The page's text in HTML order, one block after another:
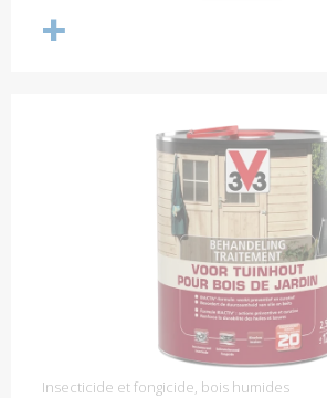
Insecticide et fongicide, bois humides